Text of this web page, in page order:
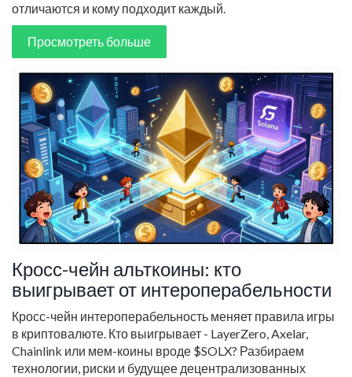
отличаются и кому подходит каждый.
Просмотреть больше
Кросс-чейн альткоины: кто
выигрывает от интероперабельности
Кросс-чейн интероперабельность меняет правила игры
в криптовалюте. Кто выигрывает - LayerZero, Axelar,
Chainlink или мем-коины вроде $SOLX? Разбираем
технологии, риски и будущее децентрализованных